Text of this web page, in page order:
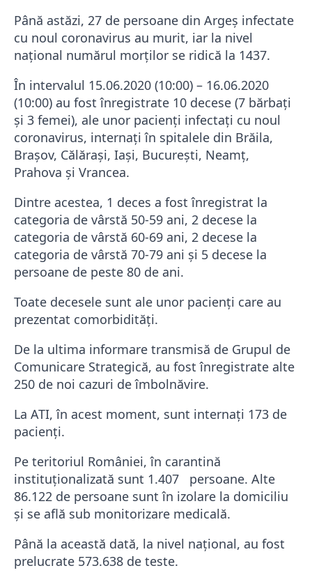
Până astăzi, 27 de persoane din Argeș infectate
cu noul coronavirus au murit, iar la nivel
național numărul morților se ridică la 1437.
În intervalul 15.06.2020 (10:00) – 16.06.2020
(10:00) au fost înregistrate 10 decese (7 bărbați
și 3 femei), ale unor pacienți infectați cu noul
coronavirus, internați în spitalele din Brăila,
Brașov, Călărași, Iași, București, Neamț,
Prahova și Vrancea.
Dintre acestea, 1 deces a fost înregistrat la
categoria de vârstă 50-59 ani, 2 decese la
categoria de vârstă 60-69 ani, 2 decese la
categoria de vârstă 70-79 ani și 5 decese la
persoane de peste 80 de ani.
Toate decesele sunt ale unor pacienți care au
prezentat comorbidități.
De la ultima informare transmisă de Grupul de
Comunicare Strategică, au fost înregistrate alte
250 de noi cazuri de îmbolnăvire.
La ATI, în acest moment, sunt internați 173 de
pacienți.
Pe teritoriul României, în carantină
instituționalizată sunt 1.407 persoane. Alte
86.122 de persoane sunt în izolare la domiciliu
și se află sub monitorizare medicală.
Până la această dată, la nivel național, au fost
prelucrate 573.638 de teste.